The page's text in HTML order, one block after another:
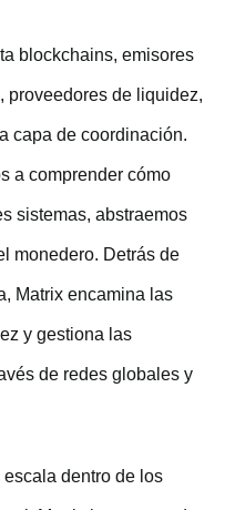
blockchains, emisores
proveedores de liquidez,
capa de coordinación.
a comprender cómo
sistemas, abstraemos
monedero. Detrás de
Matrix encamina las
y gestiona las
de redes globales y
dentro de los